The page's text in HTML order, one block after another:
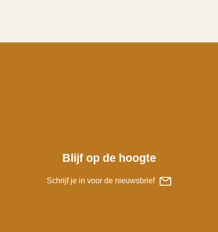
Blijf op de hoogte
Schrijf je in voor de nieuwsbrief